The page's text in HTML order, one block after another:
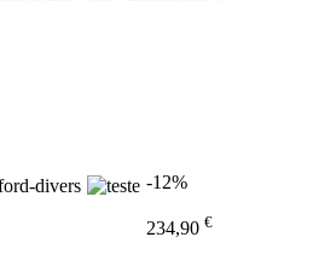
-12%
234,90 €